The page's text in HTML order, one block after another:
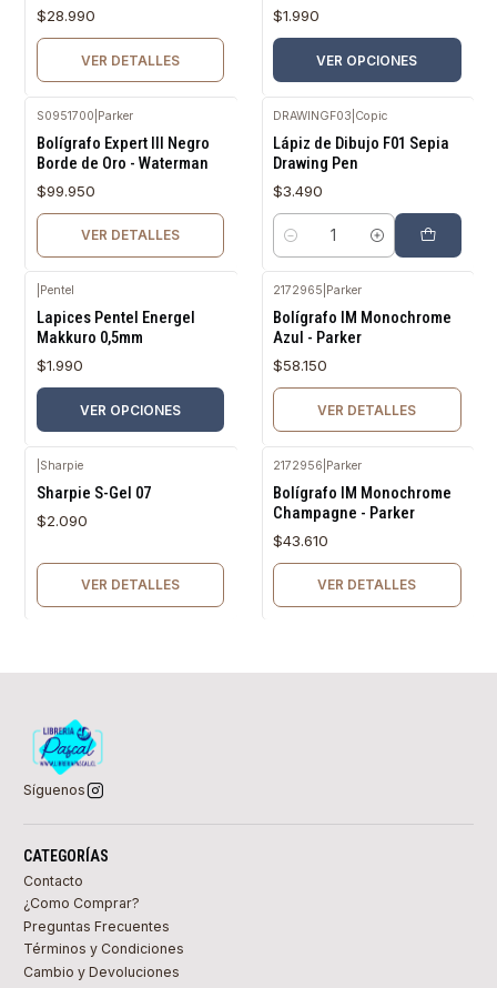
$28.990
VER DETALLES
$1.990
VER OPCIONES
S0951700 Parker
Bolígrafo Expert III Negro
Borde de Oro - Waterman
$99.950
VER DETALLES
DRAWINGF03 Copic
Lápiz de Dibujo F01 Sepia
Drawing Pen
$3.490
Cantidad
Pentel
Lapices Pentel Energel
Makkuro 0,5mm
$1.990
VER OPCIONES
2172965 Parker
Bolígrafo IM Monochrome
Azul - Parker
$58.150
VER DETALLES
Sharpie
Sharpie S-Gel 07
$2.090
VER DETALLES
2172956 Parker
Bolígrafo IM Monochrome
Champagne - Parker
$43.610
VER DETALLES
Síguenos
CATEGORÍAS
Contacto
¿Como Comprar?
Preguntas Frecuentes
Términos y Condiciones
Cambio y Devoluciones